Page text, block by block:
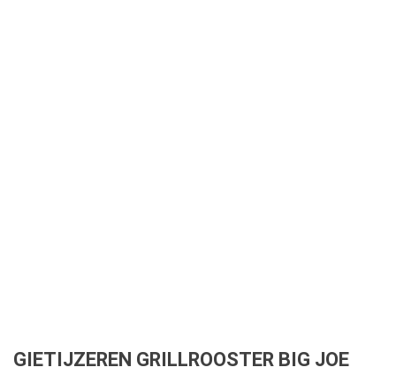
GIETIJZEREN GRILLROOSTER BIG JOE